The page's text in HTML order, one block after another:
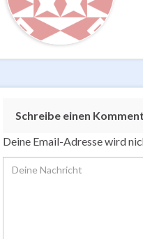
Schreibe einen
Deine Email-Adresse wird